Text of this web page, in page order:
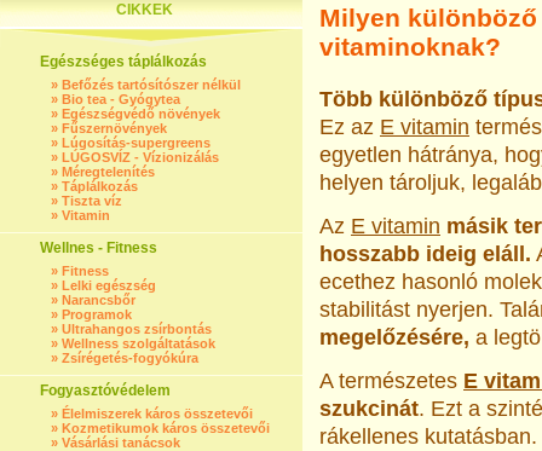
CIKKEK
Egészséges táplálkozás
» Befőzés tartósítószer nélkül
» Bio tea - Gyógytea
» Egészségvédő növények
» Fűszernövények
» Lúgosítás-supergreens
» LÚGOSVÍZ - Vízionizálás
» Méregtelenítés
» Táplálkozás
» Tiszta víz
» Vitamin
Wellnes - Fitness
» Fitness
» Lelki egészség
» Narancsbőr
» Programok
» Ultrahangos zsírbontás
» Wellness szolgáltatások
» Zsírégetés-fogyókúra
Fogyasztóvédelem
» Élelmiszerek káros összetevői
» Kozmetikumok káros összetevői
» Vásárlási tanácsok
Milyen
vitaminoknak?
Több különböző
Ez az E vitamin
egyetlen hátránya,
helyen tároljuk,
Az E vitamin másik
hosszabb ideig eláll.
ecethez hasonló
stabilitást nyerjen.
megelőzésére, a
A természetes E
szukcinát. Ezt a
rákellenes kutatásban.